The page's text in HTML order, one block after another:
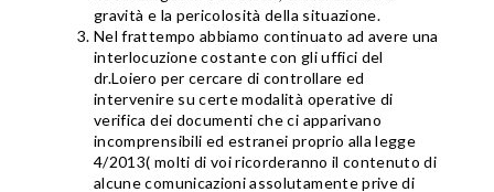
gravità e la pericolosità della situazione.
Nel frattempo abbiamo continuato ad avere una
interlocuzione costante con gli uffici del
dr.Loiero per cercare di controllare ed
intervenire su certe modalità operative di
verifica dei documenti che ci apparivano
incomprensibili ed estranei proprio alla legge
4/2013( molti di voi ricorderanno il contenuto di
alcune comunicazioni assolutamente prive di